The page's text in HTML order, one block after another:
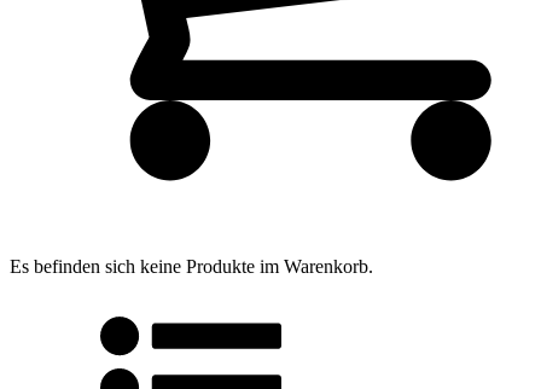
Es befinden sich keine Produkte im Warenkorb.